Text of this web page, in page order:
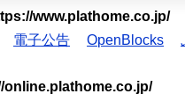
www.plathome.co.jp/
電子公告 OpenBlocks
online.plathome.co.jp/